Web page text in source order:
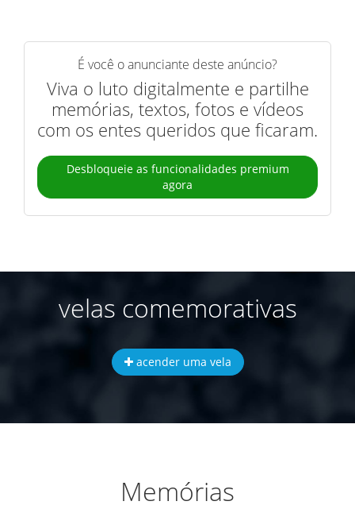
É você o anunciante deste anúncio?
Viva o luto digitalmente e partilhe
memórias, textos, fotos e vídeos
com os entes queridos que ficaram.
Desbloqueie as funcionalidades premium
agora
velas comemorativas
acender uma vela
Memórias